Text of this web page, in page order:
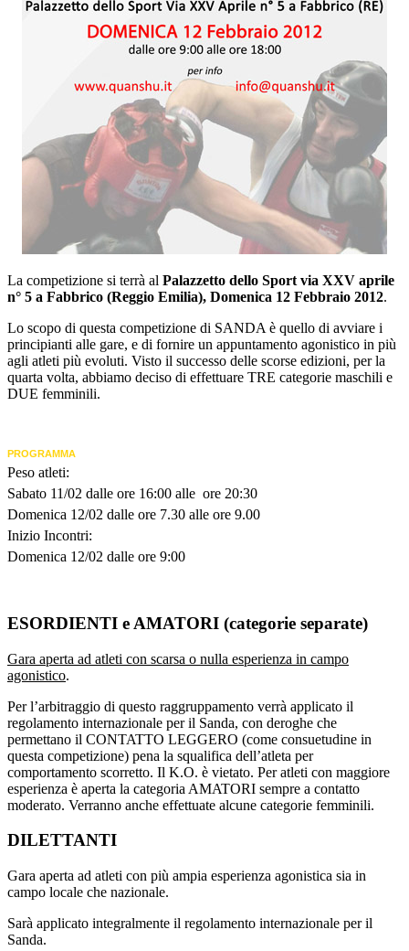
La competizione si terrà al Palazzetto dello Sport via XXV aprile
n° 5 a Fabbrico (Reggio Emilia), Domenica 12 Febbraio 2012.
Lo scopo di questa competizione di SANDA è quello di avviare i
principianti alle gare, e di fornire un appuntamento agonistico in più
agli atleti più evoluti. Visto il successo delle scorse edizioni, per la
quarta volta, abbiamo deciso di effettuare TRE categorie maschili e
DUE femminili.
PROGRAMMA
Peso atleti:
Sabato 11/02 dalle ore 16:00 alle ore 20:30
Domenica 12/02 dalle ore 7.30 alle ore 9.00
Inizio Incontri:
Domenica 12/02 dalle ore 9:00
ESORDIENTI e AMATORI (categorie separate)
Gara aperta ad atleti con scarsa o nulla esperienza in campo
agonistico.
Per l’arbitraggio di questo raggruppamento verrà applicato il
regolamento internazionale per il Sanda, con deroghe che
permettano il CONTATTO LEGGERO (come consuetudine in
questa competizione) pena la squalifica dell’atleta per
comportamento scorretto. Il K.O. è vietato. Per atleti con maggiore
esperienza è aperta la categoria AMATORI sempre a contatto
moderato. Verranno anche effettuate alcune categorie femminili.
DILETTANTI
Gara aperta ad atleti con più ampia esperienza agonistica sia in
campo locale che nazionale.
Sarà applicato integralmente il regolamento internazionale per il
Sanda.